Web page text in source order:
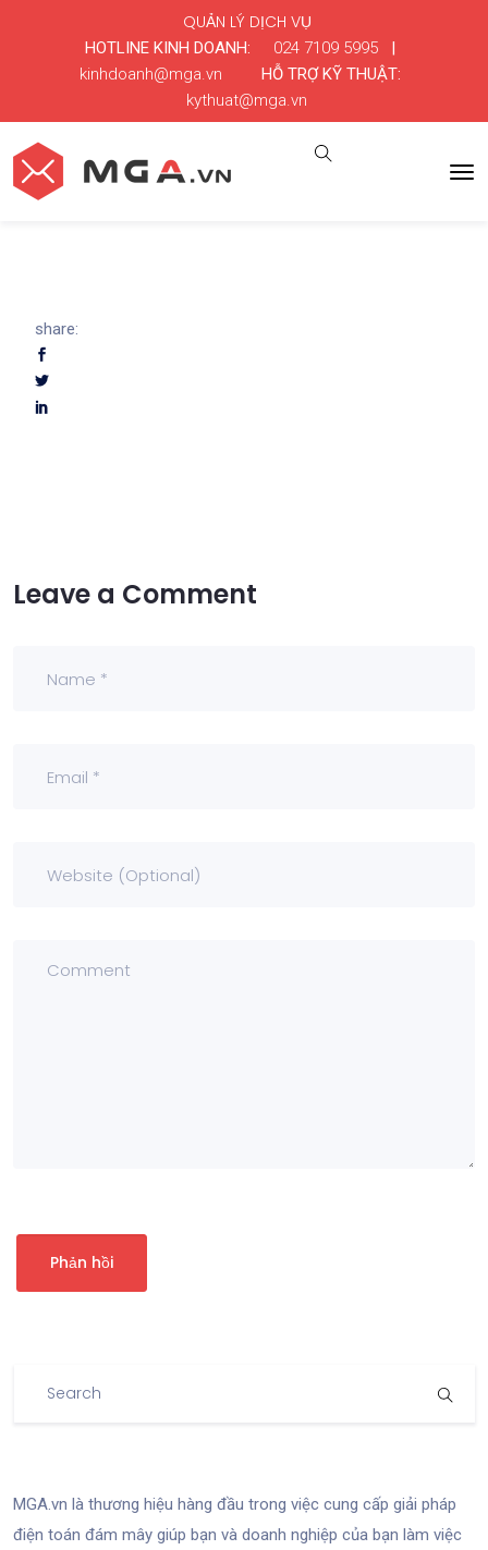
HOTLINE KINH DOANH: 024 7109 5995|
kinhdoanh@mga.vn
HỖ TRỢ KỸ THUẬT:
kythuat@mga.vn
QUẢN LÝ DỊCH VỤ
share:
Leave a Comment
MGA.vn là thương hiệu hàng đầu trong việc cung cấp giải pháp
điện toán đám mây giúp bạn và doanh nghiệp của bạn làm việc